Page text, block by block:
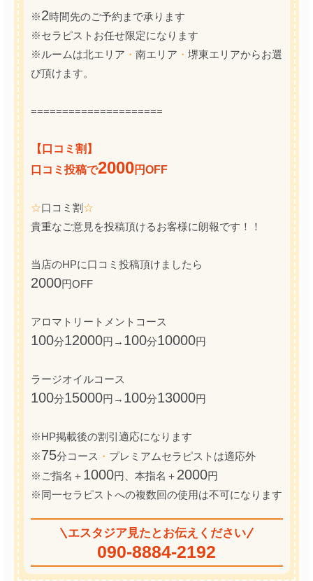
※2時間先のご予約まで承ります
※セラピストお任せ限定になります
※ルームは北エリア ・ 南エリア ・ 堺東エリアからお選
び頂けます。
=====================
【口コミ割】
口コミ投稿で2000円OFF
☆口コミ割 ☆
貴重なご意見を投稿頂けるお客様に朗報です！！
当店のHPに口コミ投稿頂けましたら
2000円OFF
アロマトリートメントコース
100分12000円→ 100分10000円
ラージオイルコース
100分15000円→ 100分13000円
※HP掲載後の割引適応になります
※75分コース ・ プレミアムセラピストは適応外
※ご指名＋ 1000円、本指名＋ 2000円
※同一セラピストへの複数回の使用は不可になります
エスタジア見たとお伝えください
090-8884-2192